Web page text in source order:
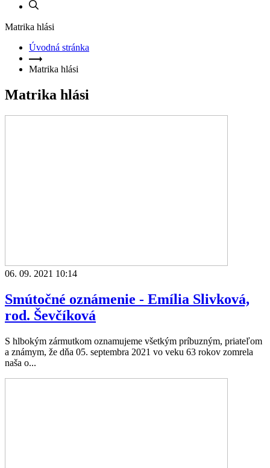
Matrika hlási
Úvodná stránka
Matrika hlási
Matrika hlási
06. 09. 2021 10:14
Smútočné oznámenie - Emília Slivková,
rod. Ševčíková
S hlbokým zármutkom oznamujeme všetkým príbuzným, priateľom
a známym, že dňa 05. septembra 2021 vo veku 63 rokov zomrela
naša o...